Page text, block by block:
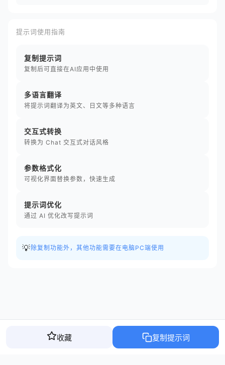
提示词使用指南
复制提示词
复制后可直接在AI应用中使用
多语言翻译
将提示词翻译为英文、日文等多种语言
交互式转换
转换为 Chat 交互式对话风格
参数格式化
可视化界面替换参数，快速生成
提示词优化
通过 AI 优化改写提示词
💡 除复制功能外，其他功能需要在电脑PC端使用
收藏 复制提示词